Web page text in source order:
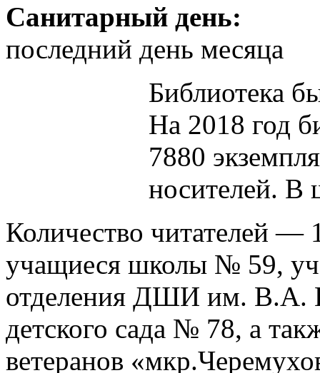
Санитарный день:
последний день месяца
Библиотека
На 2018 год
7880
носителей. В
Количество читателей
учащиеся школы № 59,
отделения ДШИ им. В.А.
детского сада № 78, а
ветеранов